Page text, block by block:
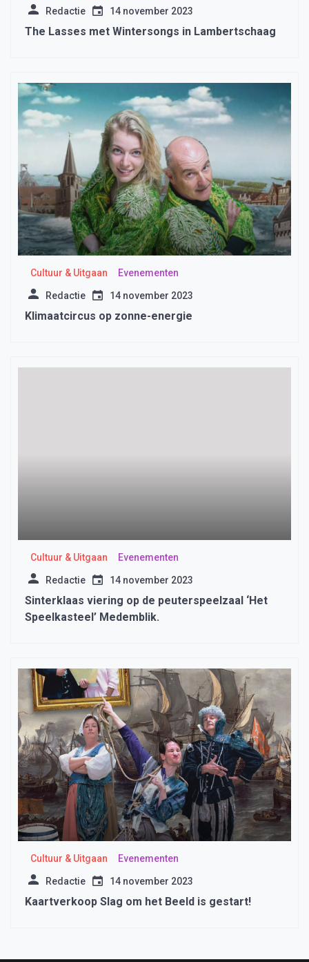
Redactie 14 november 2023
The Lasses met Wintersongs in Lambertschaag
Cultuur & Uitgaan Evenementen
Redactie 14 november 2023
Klimaatcircus op zonne-energie
Cultuur & Uitgaan Evenementen
Redactie 14 november 2023
Sinterklaas viering op de peuterspeelzaal ‘Het
Speelkasteel’ Medemblik.
Cultuur & Uitgaan Evenementen
Redactie 14 november 2023
Kaartverkoop Slag om het Beeld is gestart!